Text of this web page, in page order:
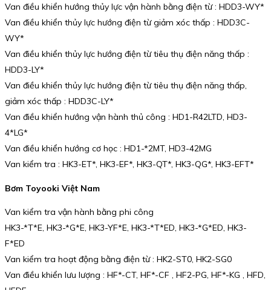
Van điều khiển hướng thủy lực vận hành bằng điện từ : HDD3-WY*
Van điều khiển thủy lực hướng điện từ giảm xóc thấp : HDD3C-
WY*
Van điều khiển thủy lực hướng điện từ tiêu thụ điện năng thấp :
HDD3-LY*
Van điều khiển thủy lực hướng điện từ tiêu thụ điện năng thấp,
giảm xóc thấp : HDD3C-LY*
Van điều khiển hướng vận hành thủ công : HD1-R42LTD, HD3-
4*LG*
Van điều khiển hướng cơ học : HD1-*2MT, HD3-42MG
Van kiểm tra : HK3-ET*, HK3-EF*, HK3-QT*, HK3-QG*, HK3-EFT*
Bơm Toyooki Việt Nam
Van kiểm tra vận hành bằng phi công
HK3-*T*E, HK3-*G*E, HK3-YF*E, HK3-*T*ED, HK3-*G*ED, HK3-
F*ED
Van kiểm tra hoạt động bằng điện từ : HK2-ST0, HK2-SG0
Van điều khiển lưu lượng : HF*-CT, HF*-CF , HF2-PG, HF*-KG , HFD,